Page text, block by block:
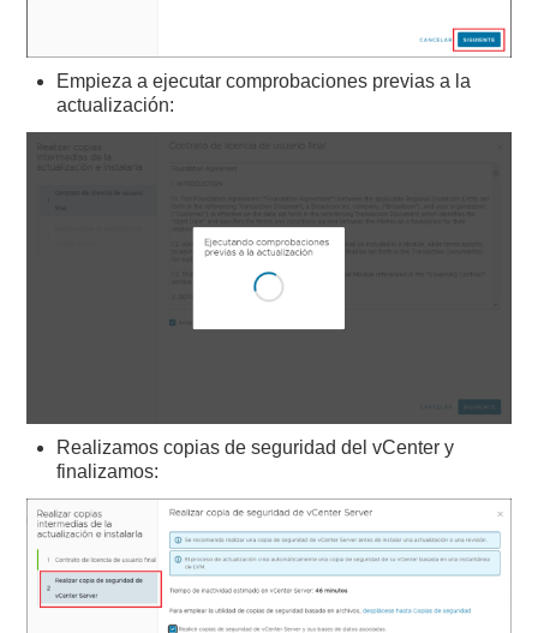
Empieza a ejecutar comprobaciones previas a la
actualización:
Realizamos copias de seguridad del vCenter y
finalizamos: